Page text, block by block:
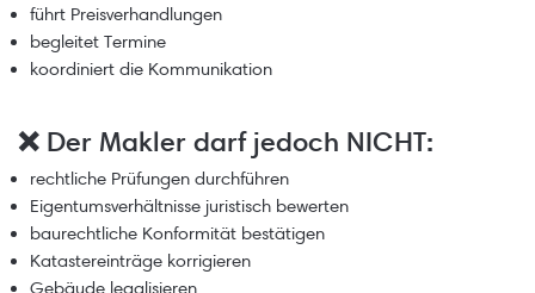
führt Preisverhandlungen
begleitet Termine
koordiniert die Kommunikation
❌ Der Makler darf jedoch NICHT:
rechtliche Prüfungen durchführen
Eigentumsverhältnisse juristisch bewerten
baurechtliche Konformität bestätigen
Katastereinträge korrigieren
Gebäude legalisieren